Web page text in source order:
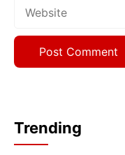
Trending